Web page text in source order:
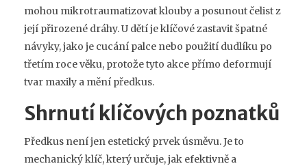
mohou mikrotraumatizovat klouby a posunout čelist z
její přirozené dráhy. U dětí je klíčové zastavit špatné
návyky, jako je cucání palce nebo použití dudlíku po
třetím roce věku, protože tyto akce přímo deformují
tvar maxily a mění předkus.
Shrnutí klíčových poznatků
Předkus není jen estetický prvek úsměvu. Je to
mechanický klíč, který určuje, jak efektivně a